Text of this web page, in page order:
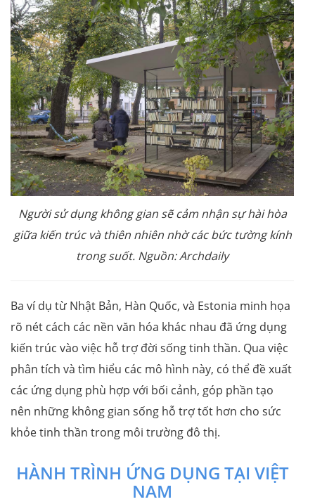
Người sử dụng không gian sẽ cảm nhận sự hài hòa
giữa kiến trúc và thiên nhiên nhờ các bức tường kính
trong suốt. Nguồn: Archdaily
Ba ví dụ từ Nhật Bản, Hàn Quốc, và Estonia minh họa
rõ nét cách các nền văn hóa khác nhau đã ứng dụng
kiến trúc vào việc hỗ trợ đời sống tinh thần. Qua việc
phân tích và tìm hiểu các mô hình này, có thể đề xuất
các ứng dụng phù hợp với bối cảnh, góp phần tạo
nên những không gian sống hỗ trợ tốt hơn cho sức
khỏe tinh thần trong môi trường đô thị.
HÀNH TRÌNH ỨNG DỤNG TẠI VIỆT
NAM